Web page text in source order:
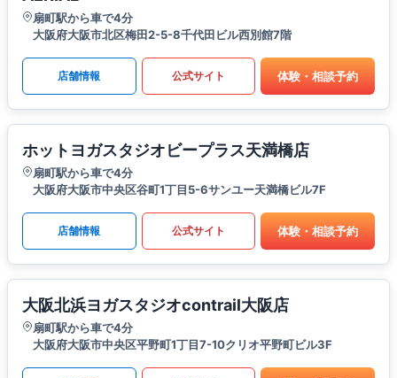
扇町駅から車で4分
大阪府大阪市北区梅田2-5-8千代田ビル西別館7階
店舗情報 公式サイト 体験・相談予約
ホットヨガスタジオビープラス天満橋店
扇町駅から車で4分
大阪府大阪市中央区谷町1丁目5-6サンユー天満橋ビル7F
店舗情報 公式サイト 体験・相談予約
大阪北浜ヨガスタジオcontrail大阪店
扇町駅から車で4分
大阪府大阪市中央区平野町1丁目7-10クリオ平野町ビル3F